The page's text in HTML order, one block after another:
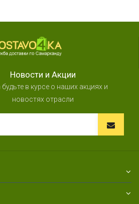
Новости и Акции
будьте в курсе о наших акциях и
новостях отрасли